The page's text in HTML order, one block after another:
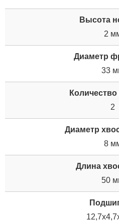
Высота
2
Диаметр
33
2
Диаметр
8
Длина
50